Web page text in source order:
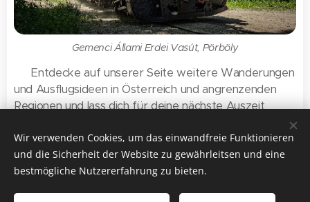
Gemenci Állami Erdei Vasút, Pörböly
👉 Entdecke auf unserer Seite weitere Wanderungen
und Ausflugsideen in Österreich und angrenzenden
Regionen und lass dich für deine nächste Auszeit
Wir verwenden Cookies, um das einwandfreie Funktionieren
und die Sicherheit der Website zu gewährleitsen und eine
bestmögliche Nutzererfahrung zu bieten.